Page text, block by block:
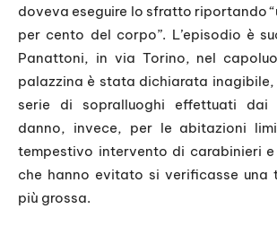
doveva eseguire lo sfratto riportando
per cento del corpo”. L’episodio è
Panattoni, in via Torino, nel
palazzina è stata dichiarata inagibile,
serie di sopralluoghi effettuati dai
danno, invece, per le abitazioni
tempestivo intervento di carabinieri
che hanno evitato si verificasse una
più grossa.